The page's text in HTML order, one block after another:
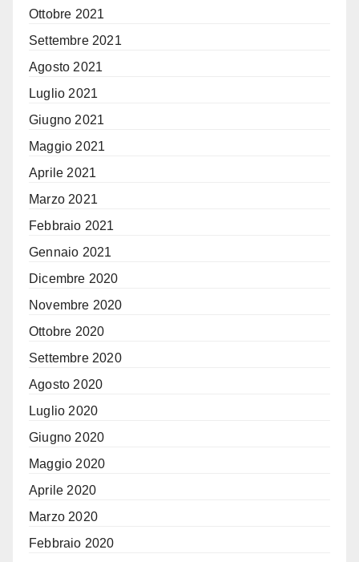
Ottobre 2021
Settembre 2021
Agosto 2021
Luglio 2021
Giugno 2021
Maggio 2021
Aprile 2021
Marzo 2021
Febbraio 2021
Gennaio 2021
Dicembre 2020
Novembre 2020
Ottobre 2020
Settembre 2020
Agosto 2020
Luglio 2020
Giugno 2020
Maggio 2020
Aprile 2020
Marzo 2020
Febbraio 2020